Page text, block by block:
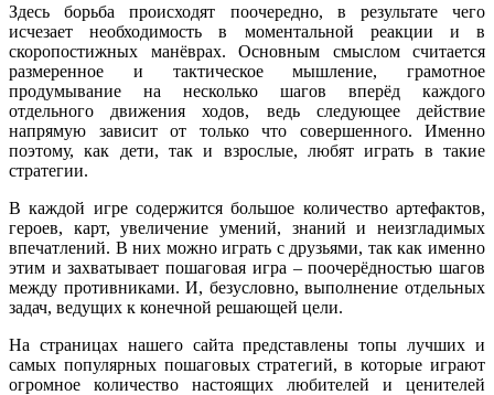
Здесь борьба происходят поочередно, в результате чего
исчезает необходимость в моментальной реакции и в
скоропостижных манёврах. Основным смыслом считается
размеренное и тактическое мышление, грамотное
продумывание на несколько шагов вперёд каждого
отдельного движения ходов, ведь следующее действие
напрямую зависит от только что совершенного. Именно
поэтому, как дети, так и взрослые, любят играть в такие
стратегии.
В каждой игре содержится большое количество артефактов,
героев, карт, увеличение умений, знаний и неизгладимых
впечатлений. В них можно играть с друзьями, так как именно
этим и захватывает пошаговая игра – поочерёдностью шагов
между противниками. И, безусловно, выполнение отдельных
задач, ведущих к конечной решающей цели.
На страницах нашего сайта представлены топы лучших и
самых популярных пошаговых стратегий, в которые играют
огромное количество настоящих любителей и ценителей